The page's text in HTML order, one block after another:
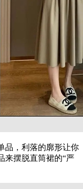
，利落的廓形让你
来摆脱直筒裙的“严